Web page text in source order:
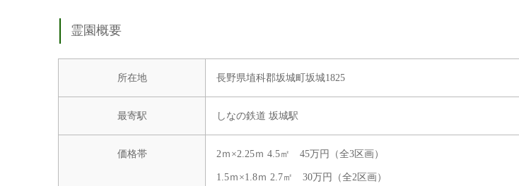
霊園概要
所在地 長野県埴科郡坂城町坂城1825
最寄駅 しなの鉄道 坂城駅
価格帯 2ｍ×2.25ｍ 4.5㎡ 45万円（全3区画）
1.5ｍ×1.8ｍ 2.7㎡ 30万円（全2区画）